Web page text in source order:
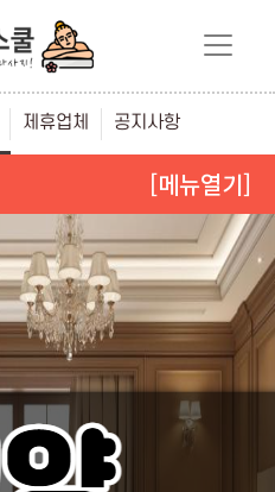
제휴업체 공지사항
[메뉴열기]